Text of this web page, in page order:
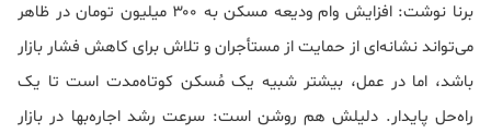
برنا نوشت: افزایش وام ودیعه مسکن به ۳۰۰ میلیون تومان در ظاهر
می‌تواند نشانه‌ای از حمایت از مستأجران و تلاش برای کاهش فشار بازار
باشد، اما در عمل، بیشتر شبیه یک مُسکن کوتاه‌مدت است تا یک
راه‌حل پایدار. دلیلش هم روشن است: سرعت رشد اجاره‌بها در بازار